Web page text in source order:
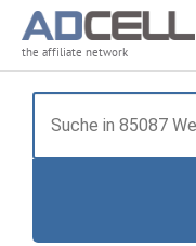
the affiliate network